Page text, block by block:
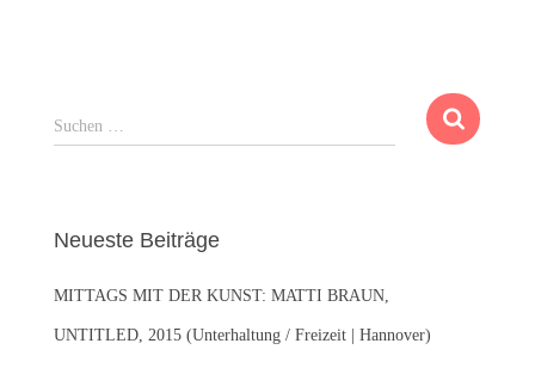
S
u
n
a
c
Suchen …
Neueste Beiträge
MITTAGS MIT DER KUNST: MATTI BRAUN,
UNTITLED, 2015 (Unterhaltung / Freizeit | Hannover)